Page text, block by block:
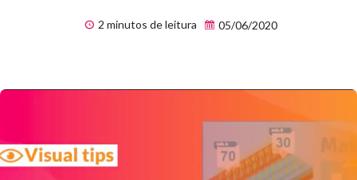
2 minutos de leitura 05/06/2020